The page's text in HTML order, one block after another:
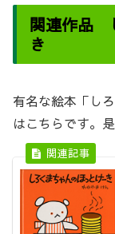
関連作品
き
有名な絵本「し
はこちらです。